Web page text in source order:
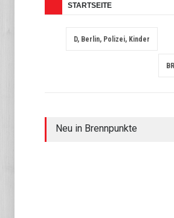
STARTSEITE
D, Berlin, Polizei, Kinder
Neu in Brennpunkte